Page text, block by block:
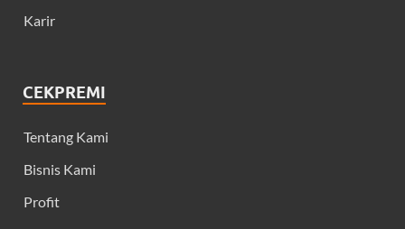
Karir
CEKPREMI
Tentang Kami
Bisnis Kami
Profit